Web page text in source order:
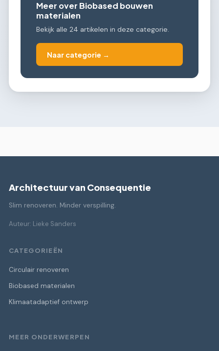
Meer over Biobased bouwen
materialen
Bekijk alle 24 artikelen in deze categorie.
Naar categorie →
Architectuur van Consequentie
Slim renoveren. Minder verspilling.
Auteur: Lieke Sanders
CATEGORIEËN
Circulair renoveren
Biobased materialen
Klimaatadaptief ontwerp
MEER ONDERWERPEN